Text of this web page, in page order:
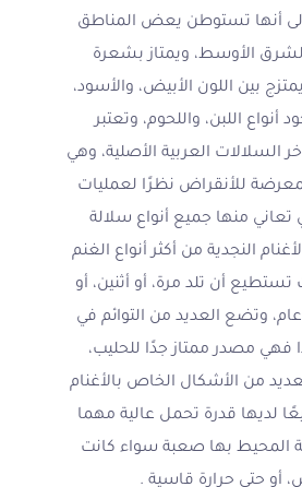
إلى أنها تستوطن يعض المناطق
الأوسط، ويمتاز بشعرة
بين اللون الأبيض، والأسود،
أنواع اللبن، واللحوم، وتعتبر
السلالات العربية الأصلية، وهي
للأنقراض نظرًا لعمليات
تعاني منها جميع أنواع سلالة
النجدية من أكثر أنواع الغنم
أن تلد مرة، أو أثنين، أو
وتضع العديد من التوائم في
فهي مصدر ممتاز جدًا للحليب،
من الأشكال الخاص بالأغنام
لديها قدرة تحمل عالية مهما
المحيط بها صعبة سواء كانت
أو حتى حرارة قاسية .